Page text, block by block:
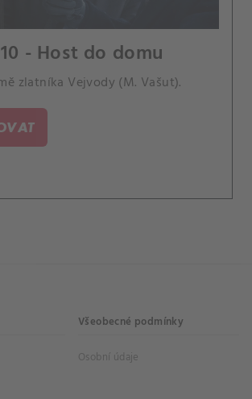
- Host do domu
zlatníka Vejvody (M. Vašut).
Všeobecné podmínky
Osobní údaje